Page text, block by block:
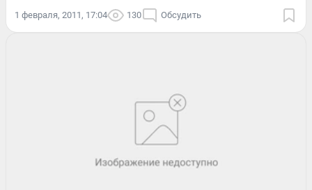
1 февраля, 2011, 17:04 130 Обсудить